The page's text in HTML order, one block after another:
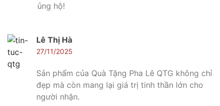
ủng hộ!
Lê Thị Hà
27/11/2025
Sản phẩm của Quà Tặng Pha Lê QTG không chỉ
đẹp mà còn mang lại giá trị tinh thần lớn cho
người nhận.